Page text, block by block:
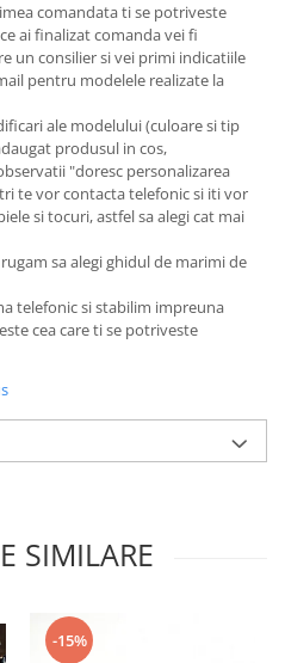
comandata ti se potriveste
ai finalizat comanda vei fi
un consilier si vei primi indicatiile
pentru modelele realizate la
ale modelului (culoare si tip
produsul in cos,
"doresc personalizarea
te vor contacta telefonic si iti vor
si tocuri, astfel sa alegi cat mai
sa alegi ghidul de marimi de
telefonic si stabilim impreuna
cea care ti se potriveste
SIMILARE
-15%